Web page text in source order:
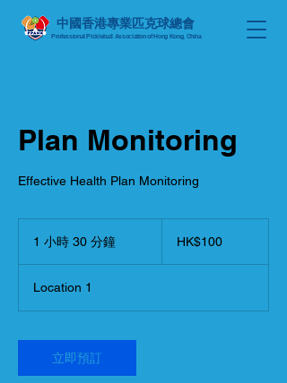
Professional Pickleball Associationof Hong Kong, China
中國香港專業匹克球總會
Plan Monitoring
Effective Health Plan Monitoring
1 小時 30 分鐘
分
HK$100
Location 1
立即預訂